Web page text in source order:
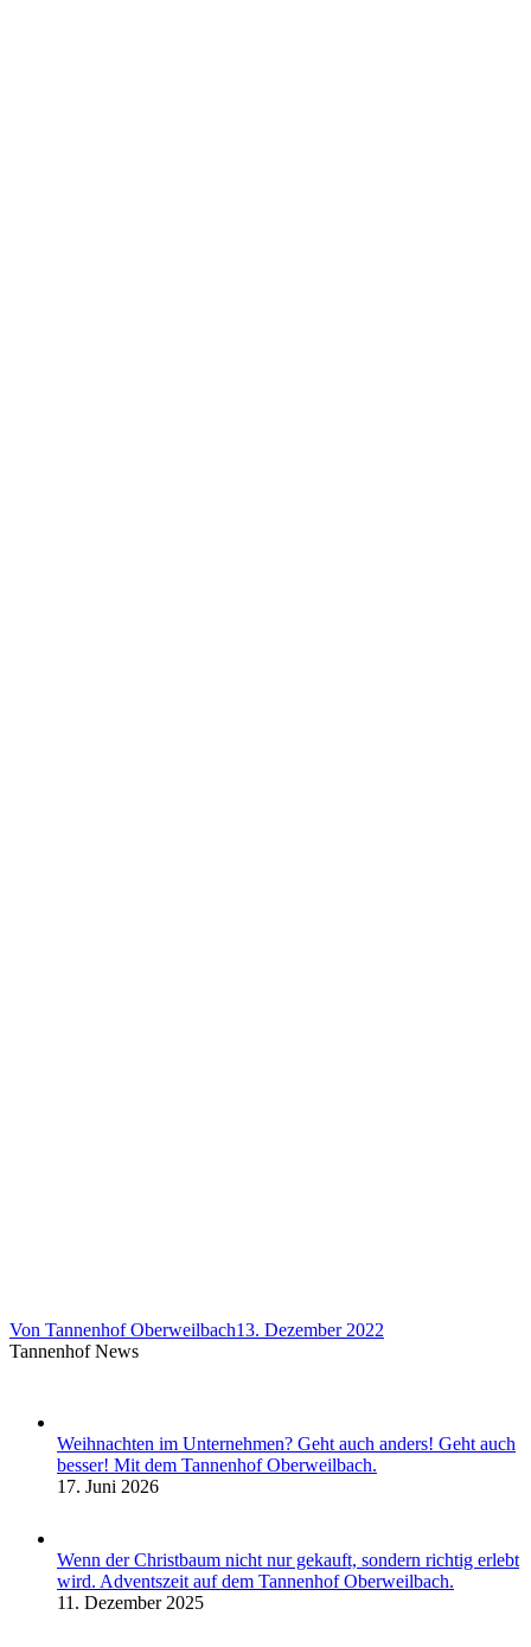
Von Tannenhof Oberweilbach13. Dezember 2022
Tannenhof News
Weihnachten im Unternehmen? Geht auch anders! Geht auch
besser! Mit dem Tannenhof Oberweilbach.
17. Juni 2026
Wenn der Christbaum nicht nur gekauft, sondern richtig erlebt
wird. Adventszeit auf dem Tannenhof Oberweilbach.
11. Dezember 2025